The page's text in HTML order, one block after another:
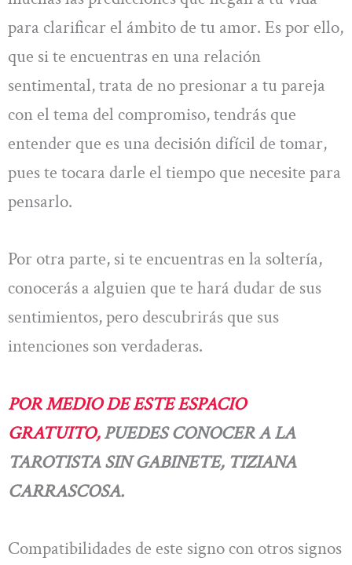
para clarificar el ámbito de tu amor. Es por ello,
que si te encuentras en una relación
sentimental, trata de no presionar a tu pareja
con el tema del compromiso, tendrás que
entender que es una decisión difícil de tomar,
pues te tocara darle el tiempo que necesite para
pensarlo.
Por otra parte, si te encuentras en la soltería,
conocerás a alguien que te hará dudar de sus
sentimientos, pero descubrirás que sus
intenciones son verdaderas.
POR MEDIO DE ESTE ESPACIO
GRATUITO,PUEDES CONOCER A LA
TAROTISTA SIN GABINETE, TIZIANA
CARRASCOSA.
Compatibilidades de este signo con otros signos